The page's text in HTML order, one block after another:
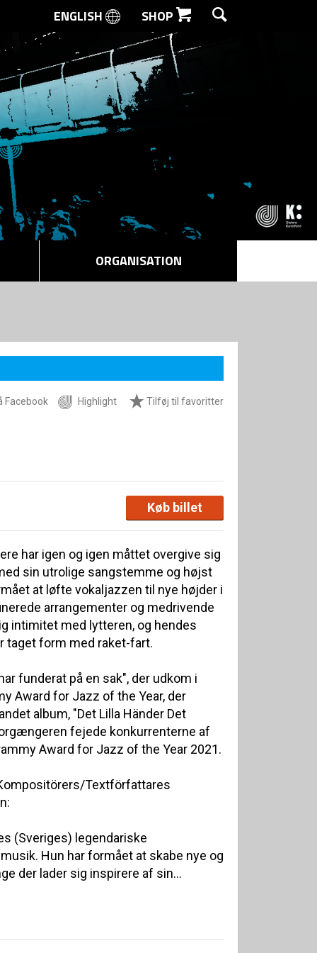
SØG
ENGLISH SHOP
ORGANISATION
Facebook Highlight Tilføj til favoritter
Køb billet
har igen og igen måttet overgive sig
sin utrolige sangstemme og højst
at løfte vokaljazzen til nye højder i
arrangementer og medrivende
intimitet med lytteren, og hendes
taget form med raket-fart.
funderat på en sak", der udkom i
Award for Jazz of the Year, der
album, "Det Lilla Händer Det
fejede konkurrenterne af
Award for Jazz of the Year 2021.
Textförfattares
(Sveriges) legendariske
Hun har formået at skabe nye og
der lader sig inspirere af sin...